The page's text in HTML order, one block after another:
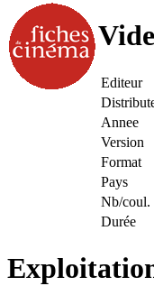
Editeur
Annee
Version
Format
Pays
Nb/coul.
Durée